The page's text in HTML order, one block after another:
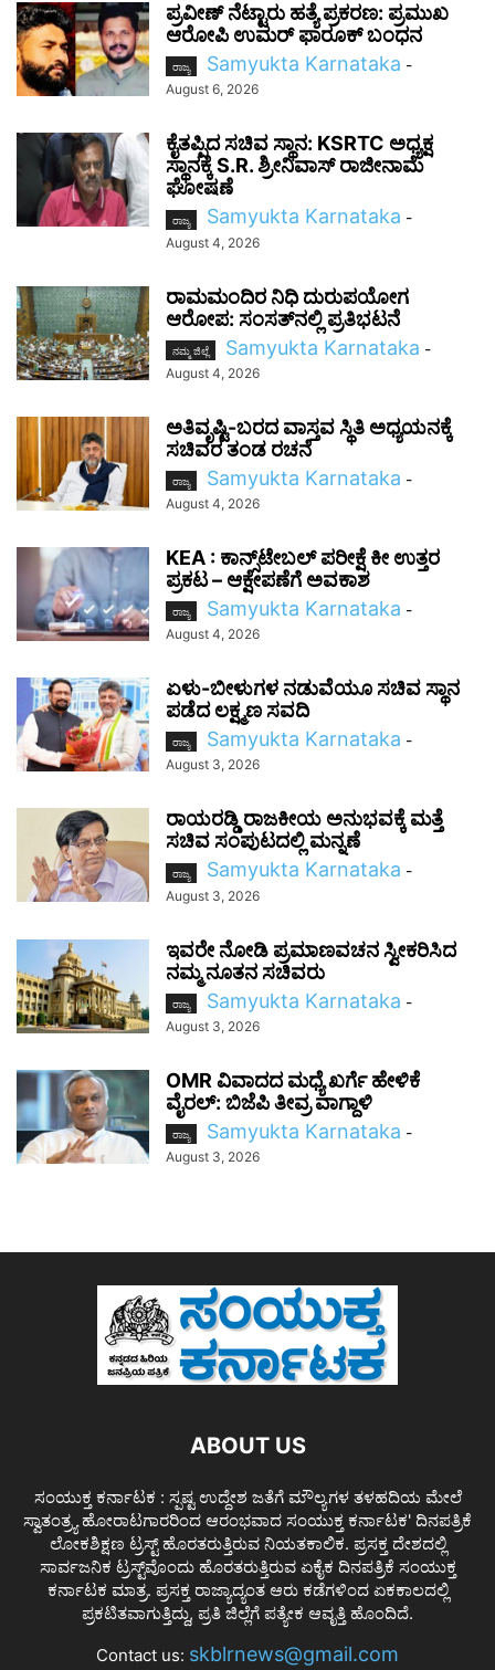
ಪ್ರವೀಣ್ ನೆಟ್ಟಾರು ಹತ್ಯೆ ಪ್ರಕರಣ: ಪ್ರಮುಖ
ಆರೋಪಿ ಉಮರ್ ಫಾರೂಕ್ ಬಂಧನ
ರಾಜ್ಯ Samyukta Karnataka -
August 6, 2026
ಕೈತಪ್ಪಿದ ಸಚಿವ ಸ್ಥಾನ: KSRTC ಅಧ್ಯಕ್ಷ
ಸ್ಥಾನಕ್ಕೆ S.R. ಶ್ರೀನಿವಾಸ್ ರಾಜೀನಾಮೆ
ಘೋಷಣೆ
ರಾಜ್ಯ Samyukta Karnataka -
August 4, 2026
ರಾಮಮಂದಿರ ನಿಧಿ ದುರುಪಯೋಗ
ಆರೋಪ: ಸಂಸತ್‌ನಲ್ಲಿ ಪ್ರತಿಭಟನೆ
ನಮ್ಮ ಜಿಲ್ಲೆ Samyukta Karnataka -
August 4, 2026
ಅತಿವೃಷ್ಟಿ-ಬರದ ವಾಸ್ತವ ಸ್ಥಿತಿ ಅಧ್ಯಯನಕ್ಕೆ
ಸಚಿವರ ತಂಡ ರಚನೆ
ರಾಜ್ಯ Samyukta Karnataka -
August 4, 2026
KEA : ಕಾನ್ಸ್‌ಟೇಬಲ್ ಪರೀಕ್ಷೆ ಕೀ ಉತ್ತರ
ಪ್ರಕಟ – ಆಕ್ಷೇಪಣೆಗೆ ಅವಕಾಶ
ರಾಜ್ಯ Samyukta Karnataka -
August 4, 2026
ಏಳು-ಬೀಳುಗಳ ನಡುವೆಯೂ ಸಚಿವ ಸ್ಥಾನ
ಪಡೆದ ಲಕ್ಷ್ಮಣ ಸವದಿ
ರಾಜ್ಯ Samyukta Karnataka -
August 3, 2026
ರಾಯರಡ್ಡಿ ರಾಜಕೀಯ ಅನುಭವಕ್ಕೆ ಮತ್ತೆ
ಸಚಿವ ಸಂಪುಟದಲ್ಲಿ ಮನ್ನಣೆ
ರಾಜ್ಯ Samyukta Karnataka -
August 3, 2026
ಇವರೇ ನೋಡಿ ಪ್ರಮಾಣವಚನ ಸ್ವೀಕರಿಸಿದ
ನಮ್ಮ ನೂತನ ಸಚಿವರು
ರಾಜ್ಯ Samyukta Karnataka -
August 3, 2026
OMR ವಿವಾದದ ಮಧ್ಯೆ ಖರ್ಗೆ ಹೇಳಿಕೆ
ವೈರಲ್: ಬಿಜೆಪಿ ತೀವ್ರ ವಾಗ್ದಾಳಿ
ರಾಜ್ಯ Samyukta Karnataka -
August 3, 2026
ABOUT US
ಸಂಯುಕ್ತ ಕರ್ನಾಟಕ : ಸ್ಪಷ್ಟ ಉದ್ದೇಶ ಜತೆಗೆ ಮೌಲ್ಯಗಳ ತಳಹದಿಯ ಮೇಲೆ
ಸ್ವಾತಂತ್ರ್ಯ ಹೋರಾಟಗಾರರಿಂದ ಆರಂಭವಾದ ಸಂಯುಕ್ತ ಕರ್ನಾಟಕ' ದಿನಪತ್ರಿಕೆ
ಲೋಕಶಿಕ್ಷಣ ಟ್ರಸ್ಟ್ ಹೊರತರುತ್ತಿರುವ ನಿಯತಕಾಲಿಕ. ಪ್ರಸಕ್ತ ದೇಶದಲ್ಲಿ
ಸಾರ್ವಜನಿಕ ಟ್ರಸ್ಟ್‌ವೊಂದು ಹೊರತರುತ್ತಿರುವ ಏಕೈಕ ದಿನಪತ್ರಿಕೆ ಸಂಯುಕ್ತ
ಕರ್ನಾಟಕ ಮಾತ್ರ. ಪ್ರಸಕ್ತ ರಾಜ್ಯಾದ್ಯಂತ ಆರು ಕಡೆಗಳಿಂದ ಏಕಕಾಲದಲ್ಲಿ
ಪ್ರಕಟಿತವಾಗುತ್ತಿದ್ದು, ಪ್ರತಿ ಜಿಲ್ಲೆಗೆ ಪತ್ಯೇಕ ಆವೃತ್ತಿ ಹೊಂದಿದೆ.
Contact us: skblrnews@gmail.com